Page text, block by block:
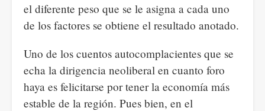
el diferente peso que se le asigna a cada uno
de los factores se obtiene el resultado anotado.
Uno de los cuentos autocomplacientes que se
echa la dirigencia neoliberal en cuanto foro
haya es felicitarse por tener la economía más
estable de la región. Pues bien, en el